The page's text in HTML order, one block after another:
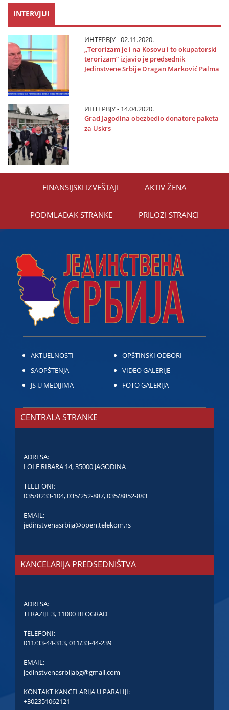
INTERVJUI
ИНТЕРВЈУ - 02.11.2020.
„Terorizam јe i na Kosovu i to okupatorski
terorizam“ izјavio јe predsednik
Јedinstvene Srbiјe Dragan Marković Palma
ИНТЕРВЈУ - 14.04.2020.
Grad Јagodina obezbedio donatore paketa
za Uskrs
FINANSIЈSKI IZVEŠTAЈI AKTIV ŽENA
PODMLADAK STRANKE PRILOZI STRANCI
AKTUELNOSTI
SAOPŠTENJA
JS U MEDIJIMA
OPŠTINSKI ODBORI
VIDEO GALERIJE
FOTO GALERIJA
CENTRALA STRANKE
ADRESA:
LOLE RIBARA 14, 35000 JAGODINA
TELEFONI:
035/8233-104,035/252-887,035/8852-883
EMAIL:
jedinstvenasrbija@open.telekom.rs
KANCELARIJA PREDSEDNIŠTVA
ADRESA:
TERAZIJE 3, 11000 BEOGRAD
TELEFONI:
011/33-44-313,011/33-44-239
EMAIL:
jedinstvenasrbijabg@gmail.com
KONTAKT KANCELARIJA U PARALIJI:
+302351062121